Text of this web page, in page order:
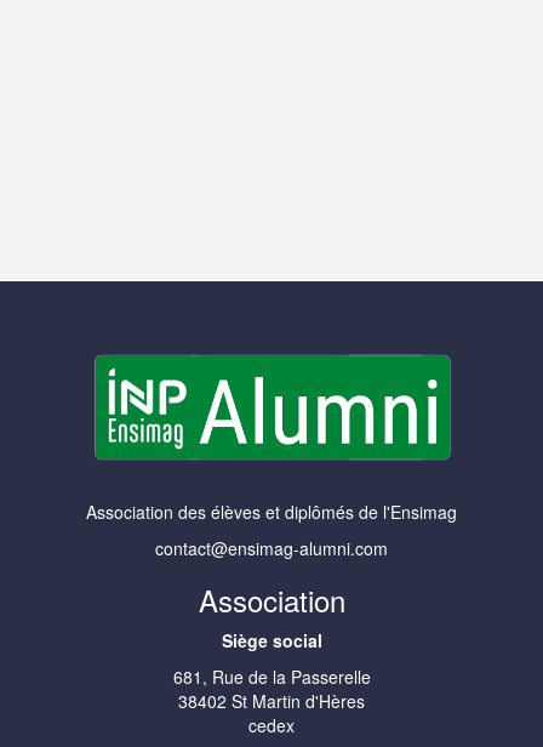
Association des élèves et diplômés de l'Ensimag
contact@ensimag-alumni.com
Association
Siège social
681, Rue de la Passerelle
38402 St Martin d'Hères
cedex